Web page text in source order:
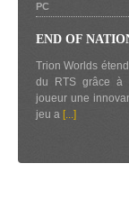
PC
END OF
Trion Worlds
du RTS grâce à
joueur une
jeu a [...]